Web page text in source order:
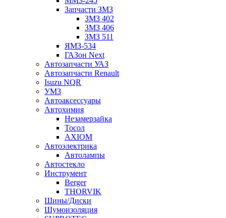
Запчасти ЗМЗ
ЗМЗ 402
ЗМЗ 406
ЗМЗ 511
ЯМЗ-534
ГАЗон Next
Автозапчасти УАЗ
Автозапчасти Renault
Isuzu NQR
УМЗ
Автоаксессуары
Автохимия
Незамерзайка
Тосол
AXIOM
Автоэлектрика
Автолампы
Автостекло
Инструмент
Berger
THORVIK
Шины/Диски
Шумоизоляция